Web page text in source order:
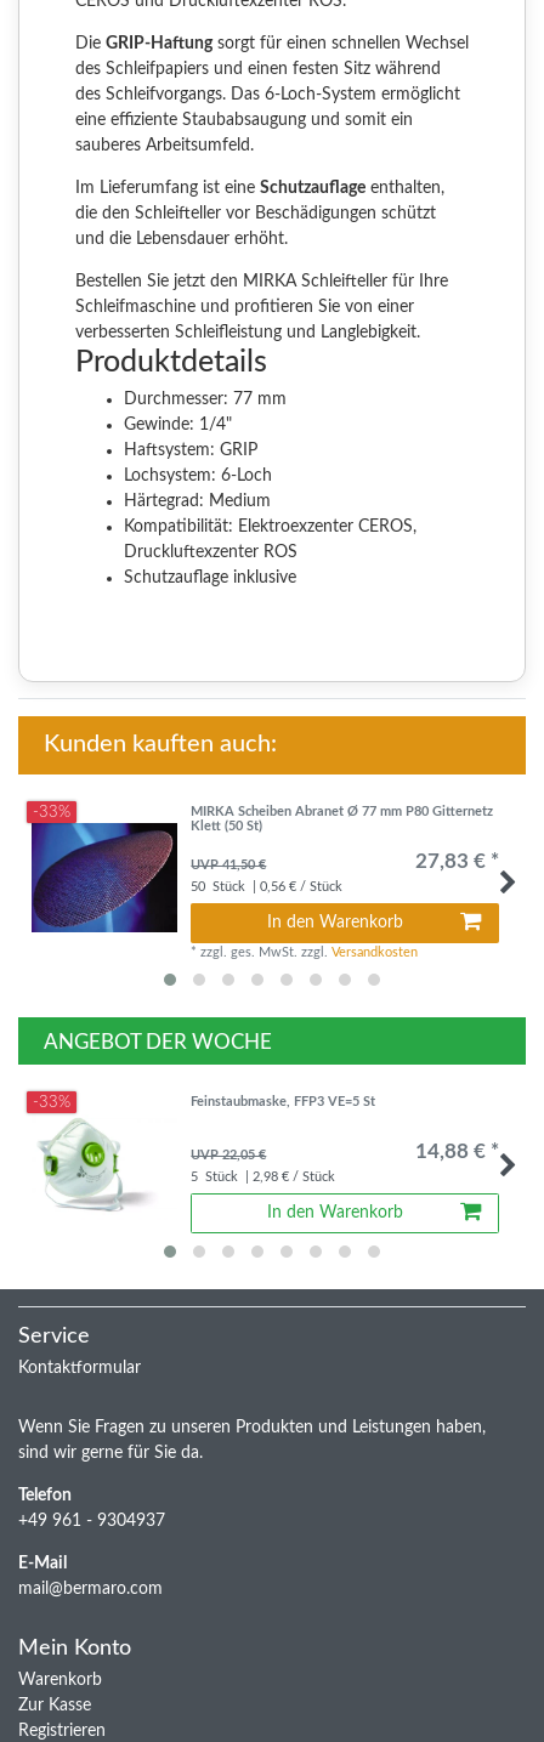
Die GRIP-Haftungsorgt für einen schnellen Wechsel
des Schleifpapiers und einen festen Sitz während
des Schleifvorgangs. Das 6-Loch-System ermöglicht
eine effiziente Staubabsaugung und somit ein
sauberes Arbeitsumfeld.
Im Lieferumfang ist eine Schutzauflage enthalten,
die den Schleifteller vor Beschädigungen schützt
und die Lebensdauer erhöht.
Bestellen Sie jetzt den MIRKA Schleifteller für Ihre
Schleifmaschine und profitieren Sie von einer
verbesserten Schleifleistung und Langlebigkeit.
Produktdetails
Durchmesser: 77 mm
Gewinde: 1/4"
Haftsystem: GRIP
Lochsystem: 6-Loch
Härtegrad: Medium
Kompatibilität: Elektroexzenter CEROS,
Druckluftexzenter ROS
Schutzauflage inklusive
Kunden kauften auch:
-33%
MIRKA Scheiben Abranet Ø 77 mm P80 Gitternetz
Klett (50 St)
UVP 41,50 € 27,83 € *
50 Stück | 0,56 € / Stück
In den Warenkorb
*zzgl. ges. MwSt. zzgl.Versandkosten
ANGEBOT DER WOCHE
-33% Feinstaubmaske, FFP3 VE=5 St
UVP 22,05 € 14,88 € *
5 Stück | 2,98 € / Stück
In den Warenkorb
Service
Kontaktformular
Wenn Sie Fragen zu unseren Produkten und Leistungen haben,
sind wir gerne für Sie da.
Telefon
+49 961 - 9304937
E-Mail
mail@bermaro.com
Mein Konto
Warenkorb
Zur Kasse
Registrieren